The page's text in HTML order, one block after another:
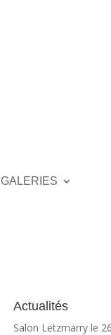
GALERIES
Actualités
Salon Lëtzmarry le